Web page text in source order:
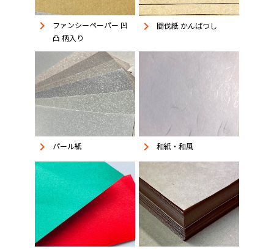
keyboard_arrow_right
ファンシーペーパー 凹
凸 柄入り
keyboard_arrow_right 間伐紙 かんばつし
keyboard_arrow_right パール紙 keyboard_arrow_right 和紙・和風